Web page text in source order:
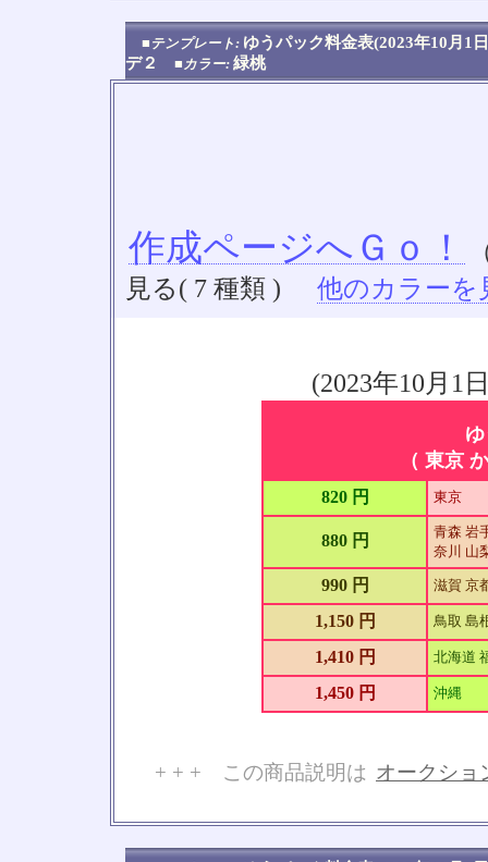
■テンプレート: ゆうパック料金表(2023年10月
デ２ ■カラー: 緑桃
作成ページへＧｏ！
見る( 7 種類 )
他のカラーを
(2023年10月1
（ 東京
820 円 東京
880 円
青森 岩
奈川 山
990 円 滋賀 京
1,150 円 鳥取 島
1,410 円 北海道
1,450 円 沖縄
+ + + この商品説明は オークショ